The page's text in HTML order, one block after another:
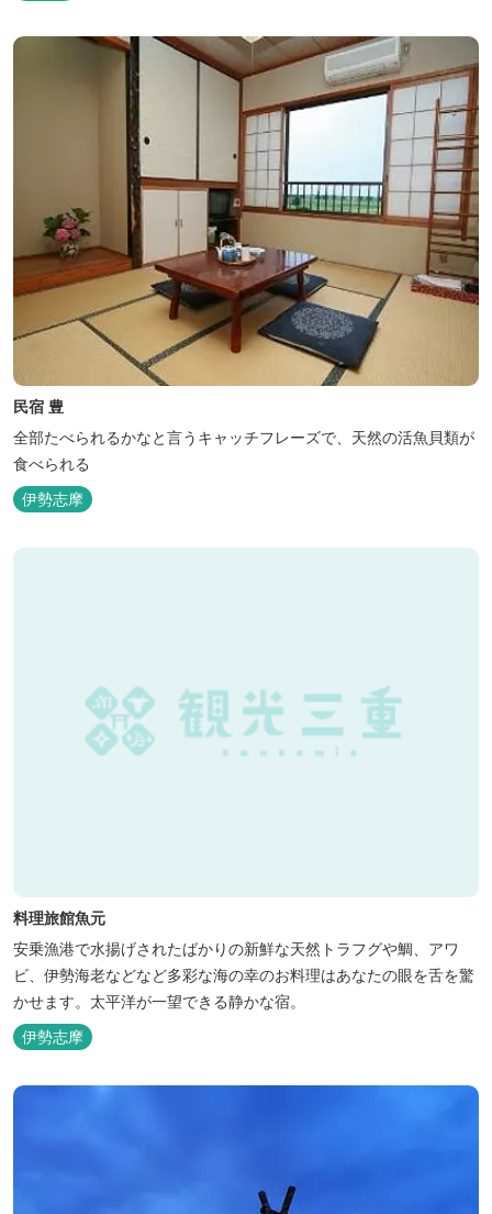
民宿 豊
全部たべられるかなと言うキャッチフレーズで、天然の活魚貝類が
食べられる
伊勢志摩
料理旅館魚元
安乗漁港で水揚げされたばかりの新鮮な天然トラフグや鯛、アワ
ビ、伊勢海老などなど多彩な海の幸のお料理はあなたの眼を舌を驚
かせます。太平洋が一望できる静かな宿。
伊勢志摩